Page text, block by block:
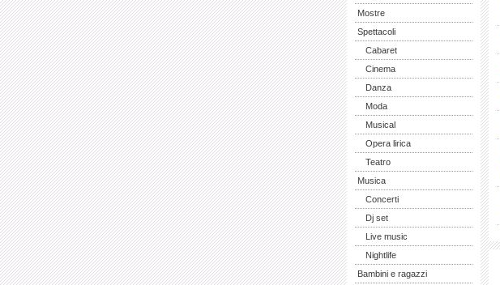
Mostre
Spettacoli
Cabaret
Cinema
Danza
Moda
Musical
Opera lirica
Teatro
Musica
Concerti
Dj set
Live music
Nightlife
Bambini e ragazzi